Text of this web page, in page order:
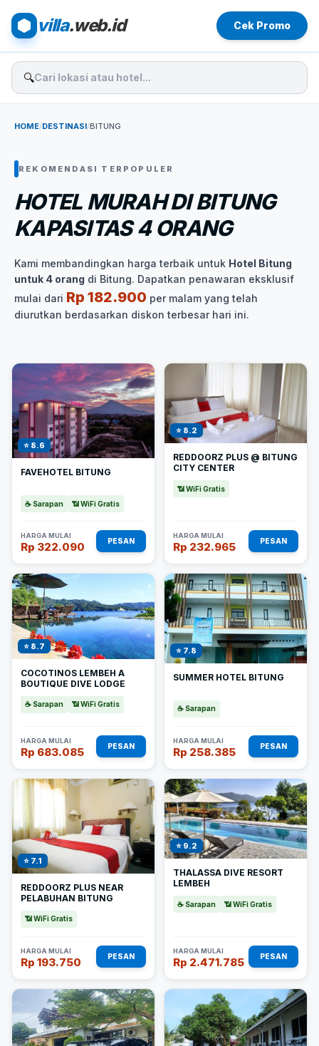
villa.web.id Cek Promo
🔍
HOME/DESTINASI/BITUNG
REKOMENDASI TERPOPULER
HOTEL MURAH DI BITUNG
KAPASITAS 4 ORANG
Kami membandingkan harga terbaik untuk Hotel Bitung
untuk 4 orang di Bitung. Dapatkan penawaran eksklusif
mulai dari Rp 182.900 per malam yang telah
diurutkan berdasarkan diskon terbesar hari ini.
⭐ 8.6
FAVEHOTEL BITUNG
☕ Sarapan 📶 WiFi Gratis
HARGA MULAI
Rp 322.090 PESAN
⭐ 8.2
REDDOORZ PLUS @ BITUNG
CITY CENTER
📶 WiFi Gratis
HARGA MULAI
Rp 232.965 PESAN
⭐ 8.7
COCOTINOS LEMBEH A
BOUTIQUE DIVE LODGE
☕ Sarapan 📶 WiFi Gratis
HARGA MULAI
Rp 683.085 PESAN
⭐ 7.8
SUMMER HOTEL BITUNG
☕ Sarapan
HARGA MULAI
Rp 258.385 PESAN
⭐ 7.1
REDDOORZ PLUS NEAR
PELABUHAN BITUNG
📶 WiFi Gratis
HARGA MULAI
Rp 193.750 PESAN
⭐ 9.2
THALASSA DIVE RESORT
LEMBEH
☕ Sarapan 📶 WiFi Gratis
HARGA MULAI
Rp 2.471.785 PESAN